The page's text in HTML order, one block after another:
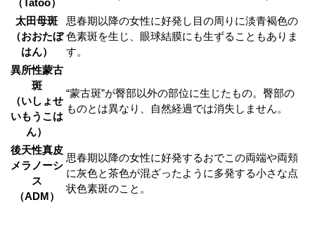
（Tatoo）
太田母斑
（おおたぼ
はん）
思春期以降の女性に好発し目の周りに淡青褐色の
色素斑を生じ、眼球結膜にも生ずることもありま
す。
異所性蒙古
斑
（いしょせ
いもうこは
ん）
“蒙古斑”が臀部以外の部位に生じたもの。臀部の
ものとは異なり、自然経過では消失しません。
後天性真皮
メラノーシ
ス
（ADM）
思春期以降の女性に好発するおでこの両端や両頬
に灰色と茶色が混ざったように多発する小さな点
状色素斑のこと。